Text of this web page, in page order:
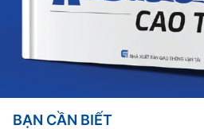
BẠN CẦN BIẾT